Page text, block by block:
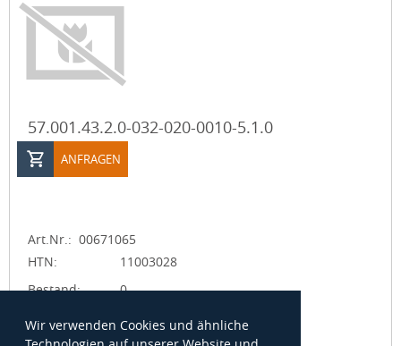
Wir verwenden Cookies und ähnliche
57.001.43.2.0-032-020-0010-5.1.0
ANFRAGEN
Art.Nr.: 00671065
HTN:
11003028
Bestand:
0
ME:
ST